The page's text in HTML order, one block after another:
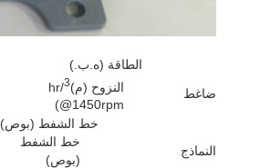
ضاغط
الطاقة (ه.ب.)
النزوح (م)3
/hr
@1450rpm)
خط الشفط (بوص)
النماذج
خط الشفط
(بوص)